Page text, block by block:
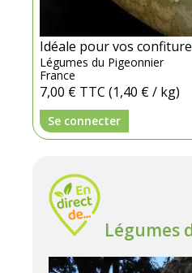
Idéale pour vos
Légumes du Pigeonnier
France
7,00 € TTC (1,40 € / kg)
Se connecter
Légumes